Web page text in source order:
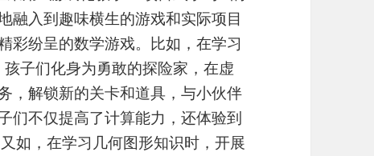
融入到趣味横生的游戏和实际项目
彩纷呈的数学游戏。比如，在学习
子们化身为勇敢的探险家，在虚
，解锁新的关卡和道具，与小伙伴
们不仅提高了计算能力，还体验到
如，在学习几何图形知识时，开展